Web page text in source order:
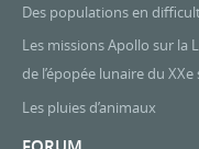
Des populations en
Les missions Apollo sur la
de l’épopée lunaire du XXe
Les pluies d’animaux